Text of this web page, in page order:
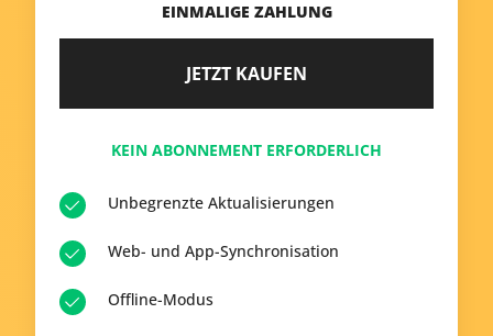
EINMALIGE ZAHLUNG
JETZT KAUFEN
KEIN ABONNEMENT ERFORDERLICH
Unbegrenzte Aktualisierungen
Web- und App-Synchronisation
Offline-Modus